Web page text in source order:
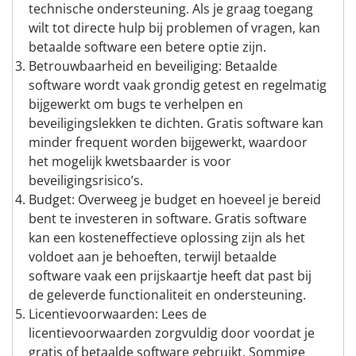
technische ondersteuning. Als je graag toegang
wilt tot directe hulp bij problemen of vragen, kan
betaalde software een betere optie zijn.
Betrouwbaarheid en beveiliging: Betaalde
software wordt vaak grondig getest en regelmatig
bijgewerkt om bugs te verhelpen en
beveiligingslekken te dichten. Gratis software kan
minder frequent worden bijgewerkt, waardoor
het mogelijk kwetsbaarder is voor
beveiligingsrisico’s.
Budget: Overweeg je budget en hoeveel je bereid
bent te investeren in software. Gratis software
kan een kosteneffectieve oplossing zijn als het
voldoet aan je behoeften, terwijl betaalde
software vaak een prijskaartje heeft dat past bij
de geleverde functionaliteit en ondersteuning.
Licentievoorwaarden: Lees de
licentievoorwaarden zorgvuldig door voordat je
gratis of betaalde software gebruikt. Sommige